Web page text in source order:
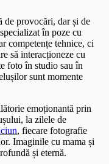
de provocări, dar și de
în poze cu
competențe tehnice, ci
să interacționeze cu
foto în studio sau în
sunt momente
emoționantă prin
la zilele de
, fiecare fotografie
Imaginile cu mama și
și eternă.